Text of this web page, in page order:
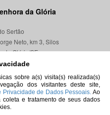
sobre a(s) visita(s) realizada(s)
dos visitantes deste site,
Privacidade de Dados Pessoais. Ao
e tratamento de seus dados
da Glória
Sertão
Neto, km 3, Silos
da Glória/SE
000